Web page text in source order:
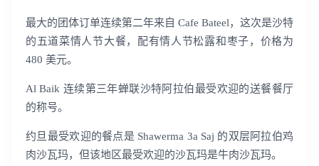
最大的团体订单连续第二年来自 Cafe Bateel，这次是沙特
的五道菜情人节大餐，配有情人节松露和枣子，价格为
480 美元。
Al Baik 连续第三年蝉联沙特阿拉伯最受欢迎的送餐餐厅
的称号。
约旦最受欢迎的餐点是 Shawerma 3a Saj 的双层阿拉伯鸡
肉沙瓦玛，但该地区最受欢迎的沙瓦玛是牛肉沙瓦玛。